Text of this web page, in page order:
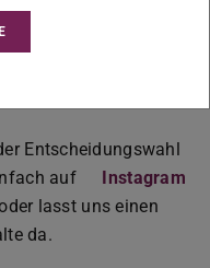
Entscheidungswahl
auf
Instagram
lasst uns einen
da.